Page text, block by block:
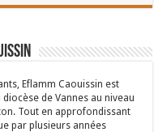
Eflamm Caouissin est
de Vannes au niveau
Tout en approfondissant
par plusieurs années